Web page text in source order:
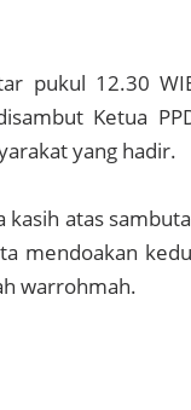
pukul 12.30
Ketua
yang hadir.
atas
mendoakan
warrohmah.